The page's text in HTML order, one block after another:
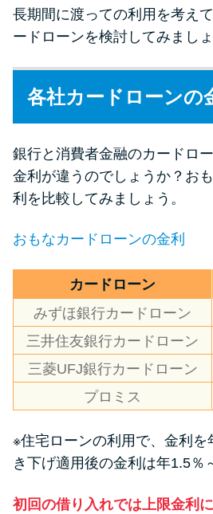
を解説
てはいけない
の対処法
安や審査に通
ブラックでも
は？3つの判
アコムはブラ
る？ 自分が
方法
アコムとレイ
の？ カード
底解説！
長期間に渡っての利用を考え
ードローンを検討してみましょ
各社カードローンの
銀行と消費者金融のカードロ
金利が違うのでしょうか？お
利を比較してみましょう。
おもなカードローンの金利
カードローン
みずほ銀行カードローン
三井住友銀行カードローン
三菱UFJ銀行カードローン
プロミス
※住宅ローンの利用で、金利を
き下げ適用後の金利は年1.5％
初回の借り入れでは上限金利